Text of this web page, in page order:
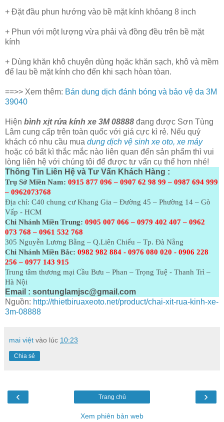
+ Đặt đầu phun hướng vào bề mặt kính khỏang 8 inch
+ Phun với một lượng vừa phải và đồng đều trên bề mặt
kính
+ Dùng khăn khô chuyên dùng họăc khăn sạch, khô và mềm
để lau bề mặt kính cho đến khi sạch hòan tòan.
==>> Xem thêm: Bán dung dịch đánh bóng và bảo vệ da 3M
39040
Hiện bình xịt rửa kính xe 3M 08888 đang được Sơn Tùng
Lâm cung cấp trên toàn quốc với giá cực kì rẻ. Nếu quý
khách có nhu cầu mua dung dịch vệ sinh xe oto, xe máy
hoặc có bất kì thắc mắc nào liên quan đến sản phẩm thì vui
lòng liên hệ với chúng tôi để được tư vấn cụ thể hơn nhé!
Thông Tin Liên Hệ và Tư Vấn Khách Hàng :
Trụ Sở Miền Nam: 0915 877 096 – 0907 62 98 99 – 0987 694 999
– 0962073768
Địa chỉ: C40 chung cư Khang Gia – Đường 45 – Phường 14 – Gò
Vấp - HCM
Chi Nhánh Miền Trung: 0905 007 066 – 0979 402 407 – 0962
073 768 – 0961 532 768
305 Nguyễn Lương Bằng – Q.Liên Chiểu – Tp. Đà Nẵng
Chi Nhánh Miền Bắc: 0982 982 884 - 0976 080 020 - 0906 228
256 – 0977 143 915
Trung tâm thương mại Cầu Bưu – Phan – Trọng Tuệ - Thanh Trì –
Hà Nội
Email : sontunglamjsc@gmail.com
Nguồn: http://thietbiruaxeoto.net/product/chai-xit-rua-kinh-xe-
3m-08888
mai việt vào lúc 10:23
Chia sẻ
‹ ›
Trang chủ
Xem phiên bản web